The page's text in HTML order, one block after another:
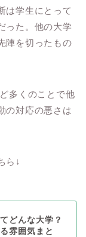
は学生にとって
った。他の大学
陣を切ったもの
多くのことで他
の対応の悪さは
ら↓
どんな大学？
雰囲気まと